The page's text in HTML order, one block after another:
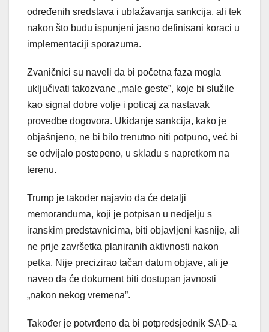
određenih sredstava i ublažavanja sankcija, ali tek
nakon što budu ispunjeni jasno definisani koraci u
implementaciji sporazuma.
Zvaničnici su naveli da bi početna faza mogla
uključivati takozvane „male geste”, koje bi služile
kao signal dobre volje i poticaj za nastavak
provedbe dogovora. Ukidanje sankcija, kako je
objašnjeno, ne bi bilo trenutno niti potpuno, već bi
se odvijalo postepeno, u skladu s napretkom na
terenu.
Trump je također najavio da će detalji
memoranduma, koji je potpisan u nedjelju s
iranskim predstavnicima, biti objavljeni kasnije, ali
ne prije završetka planiranih aktivnosti nakon
petka. Nije precizirao tačan datum objave, ali je
naveo da će dokument biti dostupan javnosti
„nakon nekog vremena”.
Također je potvrđeno da bi potpredsjednik SAD-a